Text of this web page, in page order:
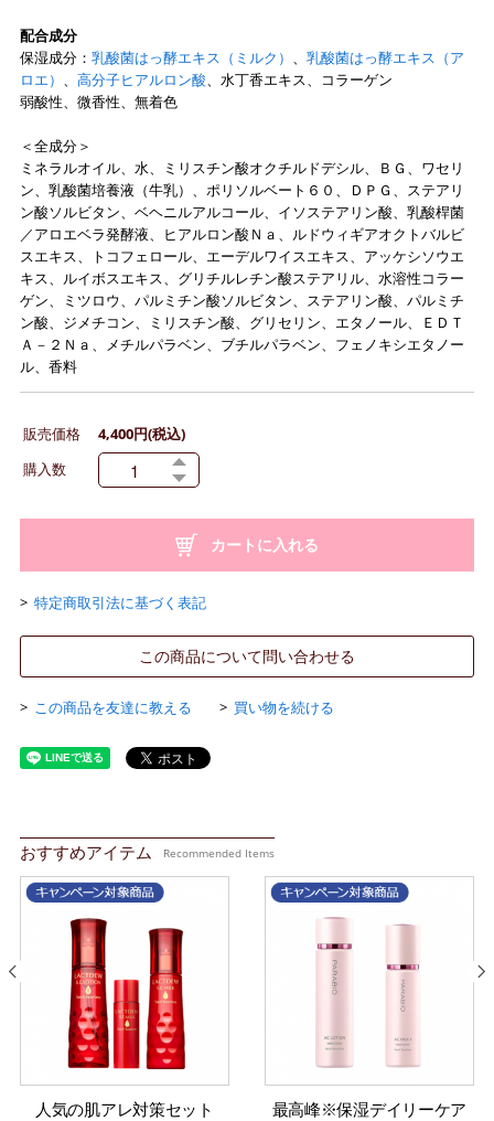
配合成分
保湿成分： 乳酸菌はっ酵エキス（ミルク） 、 乳酸菌はっ酵エキス（ア
ロエ） 、 高分子ヒアルロン酸、水丁香エキス、コラーゲン
弱酸性、微香性、無着色
＜全成分＞
ミネラルオイル、水、ミリスチン酸オクチルドデシル、ＢＧ、ワセリ
ン、乳酸菌培養液（牛乳）、ポリソルベート６０、ＤＰＧ、ステアリ
ン酸ソルビタン、ベヘニルアルコール、イソステアリン酸、乳酸桿菌
／アロエベラ発酵液、ヒアルロン酸Ｎａ、ルドウィギアオクトバルビ
スエキス、トコフェロール、エーデルワイスエキス、アッケシソウエ
キス、ルイボスエキス、グリチルレチン酸ステアリル、水溶性コラー
ゲン、ミツロウ、パルミチン酸ソルビタン、ステアリン酸、パルミチ
ン酸、ジメチコン、ミリスチン酸、グリセリン、エタノール、ＥＤＴ
Ａ－２Ｎａ、メチルパラベン、ブチルパラベン、フェノキシエタノー
ル、香料
販売価格
4,400円(税込)
購入数
特定商取引法に基づく表記
この商品について問い合わせる
この商品を友達に教える 買い物を続ける
おすすめアイテム Recommended Items
人気の肌アレ対策セット
最高峰※保湿デイリーケア